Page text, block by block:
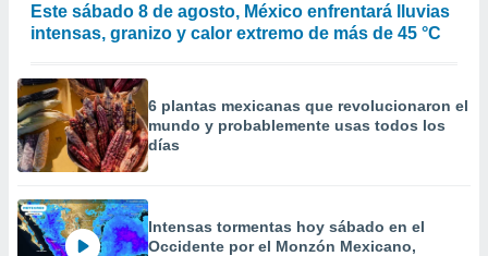
Este sábado 8 de agosto, México enfrentará lluvias
intensas, granizo y calor extremo de más de 45 °C
6 plantas mexicanas que revolucionaron el
mundo y probablemente usas todos los
días
Intensas tormentas hoy sábado en el
Occidente por el Monzón Mexicano,